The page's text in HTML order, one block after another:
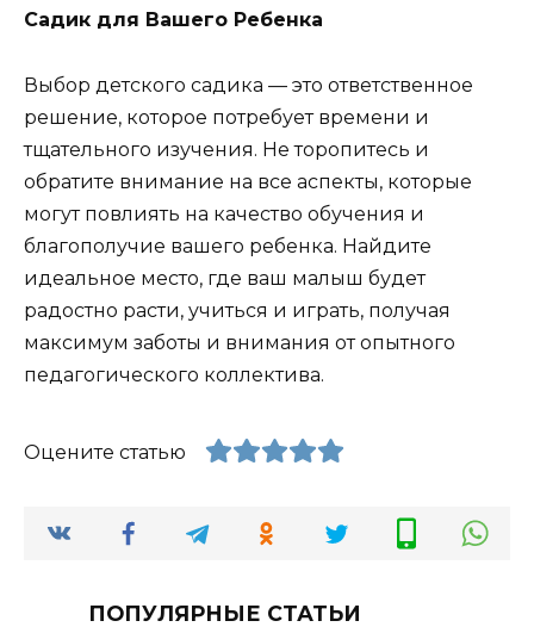
Садик для Вашего Ребенка
Выбор детского садика — это ответственное
решение, которое потребует времени и
тщательного изучения. Не торопитесь и
обратите внимание на все аспекты, которые
могут повлиять на качество обучения и
благополучие вашего ребенка. Найдите
идеальное место, где ваш малыш будет
радостно расти, учиться и играть, получая
максимум заботы и внимания от опытного
педагогического коллектива.
Оцените статью
ПОПУЛЯРНЫЕ СТАТЬИ